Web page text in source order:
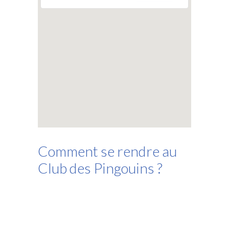
Les Anciens
Comment se rendre au
Club des Pingouins ?